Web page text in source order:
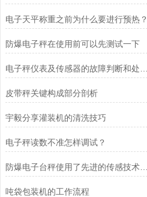
电子天平称重之前为什么要进行预热？
防爆电子秤在使用前可以先测试一下
皮带秤关键构成部分剖析
宇毅分享灌装机的清洗技巧
电子秤读数不准怎样调试？
防爆电子台秤使用了先进的传感技术和数据处理算法
吨袋包装机的工作流程